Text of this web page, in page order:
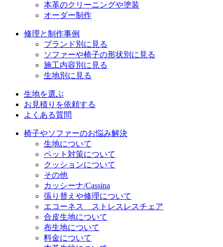
本革のクリーニングや塗装
オーダー制作
修理と制作事例
ブランド別に見る
ソファーや椅子の形状別に見る
施工内容別に見る
生地別に見る
生地を選ぶ
お見積りを依頼する
よくある質問
椅子やソファーのお悩み解決
生地について
ペット対策について
クッションについて
その他
カッシーナ/Cassina
張り替えや修理について
エコーネス ストレスレスチェア
合皮生地について
布生地について
料金について